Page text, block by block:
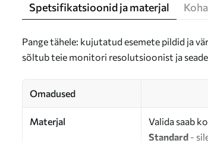
Spetsifikatsioonid ja materjal
Pange tähele: kujutatud esemete pildid ja
sõltub teie monitori resolutsioonist ja
Omadused
Materjal
Valida saab
Standard -